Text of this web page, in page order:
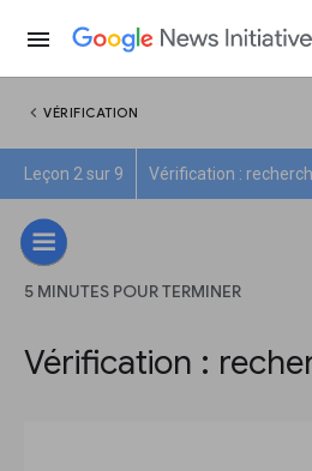
menu
chevron_left VÉRIFICATION
Leçon 2 sur 9 Vérification :
5 MINUTES POUR TERMINER
Vérification :